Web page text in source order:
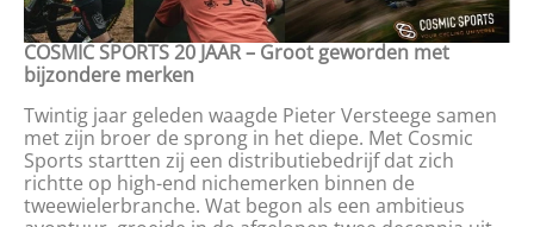
COSMIC SPORTS 20 JAAR – Groot geworden met
bijzondere merken
Twintig jaar geleden waagde Pieter Versteege samen
met zijn broer de sprong in het diepe. Met Cosmic
Sports startten zij een distributiebedrijf dat zich
richtte op high-end nichemerken binnen de
tweewielerbranche. Wat begon als een ambitieus